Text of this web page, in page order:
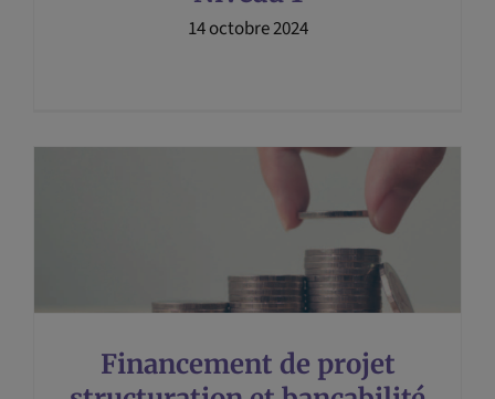
14 octobre 2024
Financement de projet